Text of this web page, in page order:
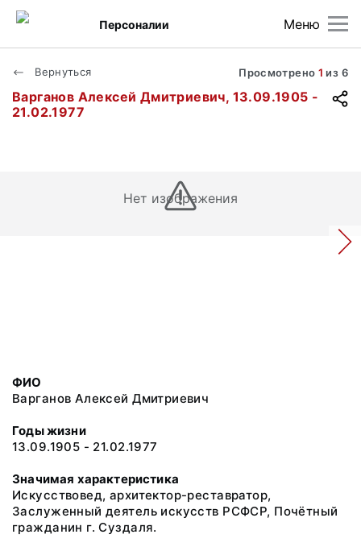
Меню
Персоналии
Вернуться Просмотрено 1 из 6
Варганов Алексей Дмитриевич, 13.09.1905 -
21.02.1977
Нет изображения
ФИО
Варганов Алексей Дмитриевич
Годы жизни
13.09.1905 - 21.02.1977
Значимая характеристика
Искусствовед, архитектор-реставратор,
Заслуженный деятель искусств РСФСР, Почётный
гражданин г. Суздаля.